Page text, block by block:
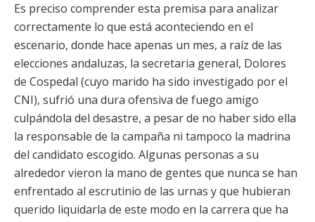
Es preciso comprender esta premisa para analizar
correctamente lo que está aconteciendo en el
escenario, donde hace apenas un mes, a raíz de las
elecciones andaluzas, la secretaria general, Dolores
de Cospedal (cuyo marido ha sido investigado por el
CNI), sufrió una dura ofensiva de fuego amigo
culpándola del desastre, a pesar de no haber sido ella
la responsable de la campaña ni tampoco la madrina
del candidato escogido. Algunas personas a su
alrededor vieron la mano de gentes que nunca se han
enfrentado al escrutinio de las urnas y que hubieran
querido liquidarla de este modo en la carrera que ha